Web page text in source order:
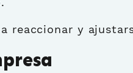
reaccionar y